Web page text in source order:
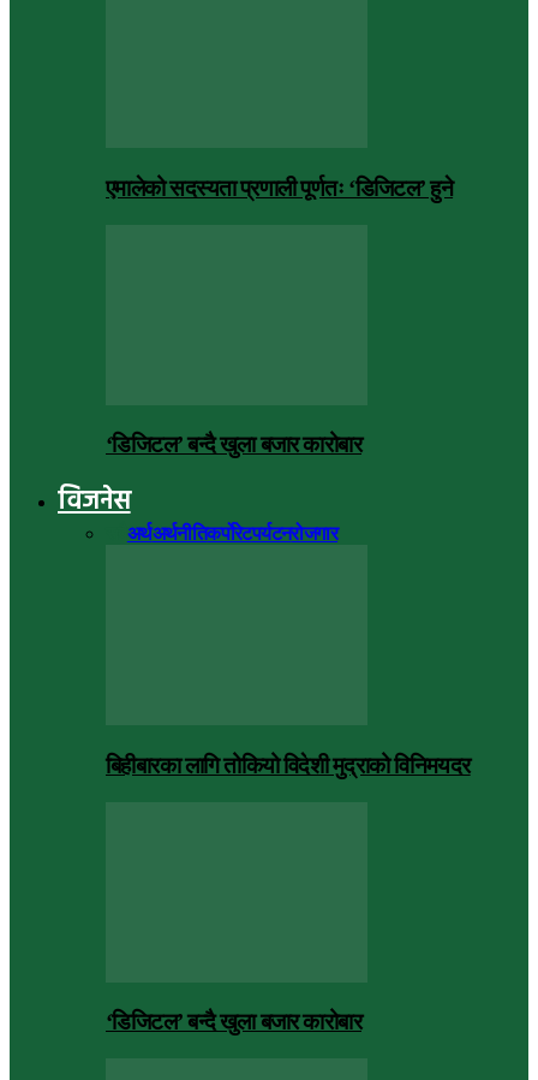
एमालेको सदस्यता प्रणाली पूर्णतः ‘डिजिटल’ हुने
‘डिजिटल’ बन्दै खुला बजार कारोबार
विजनेस
अर्थअर्थनीतिकर्पोरेटपर्यटनरोजगार
बिहीबारका लागि तोकियो विदेशी मुद्राको विनिमयदर
‘डिजिटल’ बन्दै खुला बजार कारोबार